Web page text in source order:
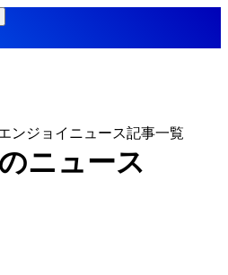
ンジョイニュース記事一覧
ニュース